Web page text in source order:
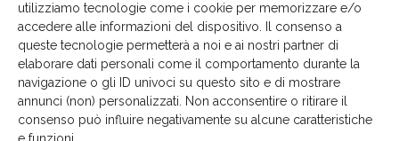
utilizziamo tecnologie come i cookie per memorizzare e/o
accedere alle informazioni del dispositivo. Il consenso a
queste tecnologie permetterà a noi e ai nostri partner di
elaborare dati personali come il comportamento durante la
navigazione o gli ID univoci su questo sito e di mostrare
annunci (non) personalizzati. Non acconsentire o ritirare il
consenso può influire negativamente su alcune caratteristiche